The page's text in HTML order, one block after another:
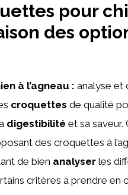
pour
des
à l’agneau : analyse et
croquettes de qualité
digestibilité et sa saveur.
des croquettes à
de bien analyser les
critères à prendre en